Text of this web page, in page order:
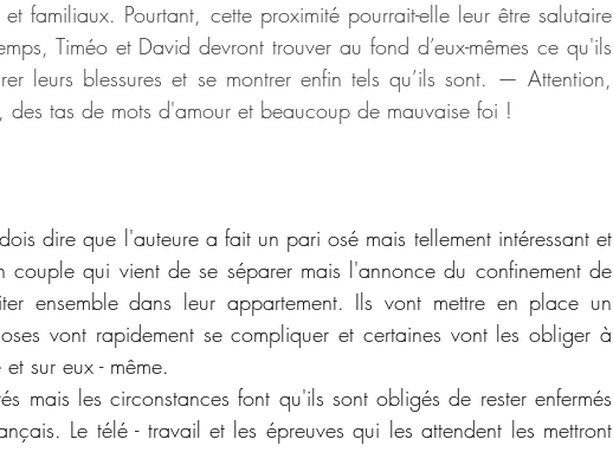
familiaux. Pourtant, cette proximité pourrait-elle leur être salutaire
Timéo et David devront trouver au fond d’eux-mêmes ce qu'ils
leurs blessures et se montrer enfin tels qu’ils sont. — Attention,
des tas de mots d'amour et beaucoup de mauvaise foi !
dire que l'auteure a fait un pari osé mais tellement intéressant et
couple qui vient de se séparer mais l'annonce du confinement de
ensemble dans leur appartement. Ils vont mettre en place un
vont rapidement se compliquer et certaines vont les obliger à
sur eux - même.
mais les circonstances font qu'ils sont obligés de rester enfermés
Le télé - travail et les épreuves qui les attendent les mettront